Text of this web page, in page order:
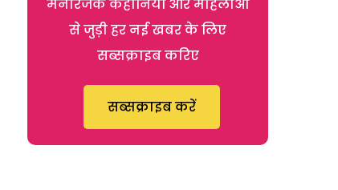
मनोरंजक कहानियों और महिलाओं
से जुड़ी हर नई खबर के लिए
सब्सक्राइब करिए
सब्सक्राइब करें